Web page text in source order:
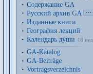
Содержание GA
Русский архив GA
Изданные книги
География лекций
Календарь души
18 нед.
GA-Katalog
GA-Beiträge
Vortragsverzeichnis